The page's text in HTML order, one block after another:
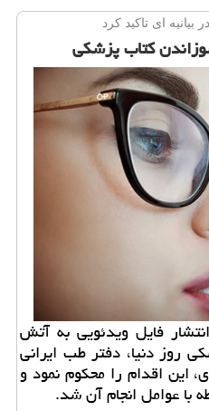
ای تاكید كرد
كتاب پزشكی
فایل ویدئویی به آتش
روز دنیا، دفتر طب ایرانی
این اقدام را محكوم نمود و
با عوامل انجام آن شد.